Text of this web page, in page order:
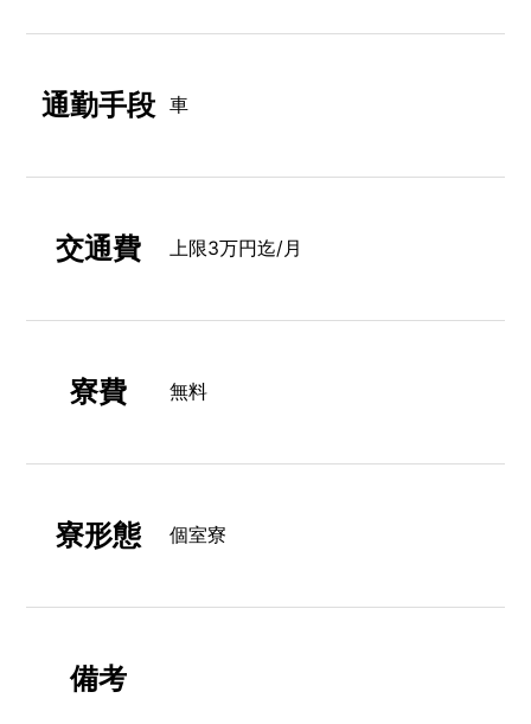
通勤手段 車
交通費 上限3万円迄/月
寮費 無料
寮形態 個室寮
備考